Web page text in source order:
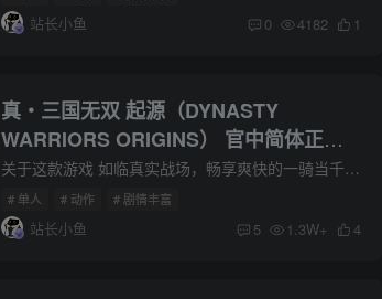
站长小鱼 0 4182 1
真・三国无双 起源（DYNASTY
WARRIORS ORIGINS） 官中简体正式
版下载 附解决无法保存 无法使用手柄补
丁+修改器+通关存档
关于这款游戏 如临真实战场，畅享爽快的一骑当千动作！无名英雄闯荡三国乱世的“真・三国无双”系列新作。 ■系列史上最极致的爽快感 在充满紧张气氛的战场上，玩家将与铺天盖地的敌军展开殊死...
# 单人 # 动作 # 剧情丰富
站长小鱼 5 1.3W+ 4